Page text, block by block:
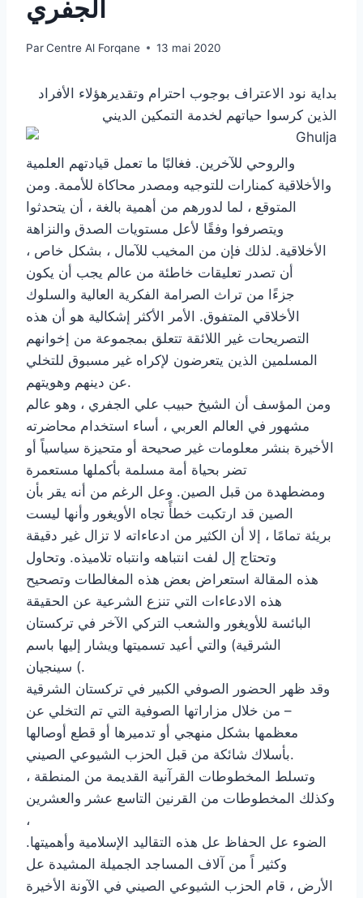
الجفري
ParCentre Al Forqane 13 mai 2020
بداية نود الاعتراف بوجوب احترام وتقديرهؤلاء الأفراد
الذين كرسوا حياتهم لخدمة التمكين الديني
والروحي للآخرين. فغالبًا ما تعمل قيادتهم العلمية
والأخلاقية كمنارات للتوجيه ومصدر محاكاة للأممة. ومن
المتوقع ، لما لدورهم من أهمية بالغة ، أن يتحدثوا
ويتصرفوا وفقًا لأعل مستويات الصدق والنزاهة
الأخلاقية. لذلك فإن من المخيب للآمال ، بشكل خاص ،
أن تصدر تعليقات خاطئة من عالم يجب أن يكون
جزءًا من تراث الصرامة الفكرية العالية والسلوك
الأخلاقي المتفوق. الأمر الأكثر إشكالية هو أن هذه
التصريحات غير اللائقة تتعلق بمجموعة من إخوانهم
المسلمين الذين يتعرضون لإكراه غير مسبوق للتخلي
عن دينهم وهويتهم.
ومن المؤسف أن الشيخ حبيب علي الجفري ، وهو عالم
مشهور في العالم العربي ، أساء استخدام محاضرته
الأخيرة بنشر معلومات غير صحيحة أو متحيزة سياسياً أو
تضر بحياة أمة مسلمة بأكملها مستعمرة
ومضطهدة من قبل الصين. وعل الرغم من أنه يقر بأن
الصين قد ارتكبت خطأً تجاه الأويغور وأنها ليست
بريئة تمامًا ، إلا أن الكثير من ادعاءاته لا تزال غير دقيقة
وتحتاج إل لفت انتباهه وانتباه تلاميذه. وتحاول
هذه المقالة استعراض بعض هذه المغالطات وتصحيح
هذه الادعاءات التي تنزع الشرعية عن الحقيقة
البائسة للأويغور والشعب التركي الآخر في تركستان
الشرقية) والتي أعيد تسميتها ويشار إليها باسم
سينجيان (.
وقد ظهر الحضور الصوفي الكبير في تركستان الشرقية
من خلال مزاراتها الصوفية التي تم التخلي عن –
معظمها بشكل منهجي أو تدميرها أو قطع أوصالها
بأسلاك شائكة من قبل الحزب الشيوعي الصيني.
وتسلط المخطوطات القرآنية القديمة من المنطقة ،
وكذلك المخطوطات من القرنين التاسع عشر والعشرين
،
الضوء عل الحفاظ عل هذه التقاليد الإسلامية وأهميتها.
وكثير اً من آلاف المساجد الجميلة المشيدة عل
الأرض ، قام الحزب الشيوعي الصيني في الآونة الأخيرة